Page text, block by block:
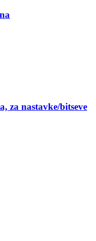
za nastavke/bitseve